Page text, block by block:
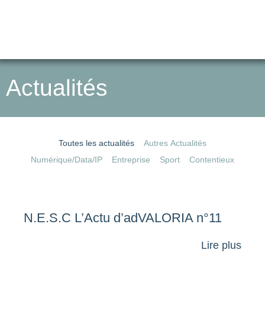
Actualités
Autres Actualités
Numérique/Data/IP
Entreprise Sport Contentieux
Toutes les actualités
N.E.S.C L’Actu d’adVALORIA n°11
Lire plus